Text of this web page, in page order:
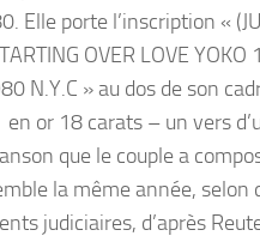
Elle porte l’inscription «
OVER LOVE YOKO
N.Y.C » au dos de son
en or 18 carats – un vers
que le couple a
la même année, selon
judiciaires, d’après